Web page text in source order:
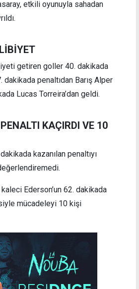
etkili oyunuyla sahadan
getiren goller 40. dakikada
penaltıdan Barış Alper
Lucas Torreira’dan geldi.
KAÇIRDI VE 10
kazanılan penaltıyı
Ederson’un 62. dakikada
mücadeleyi 10 kişi